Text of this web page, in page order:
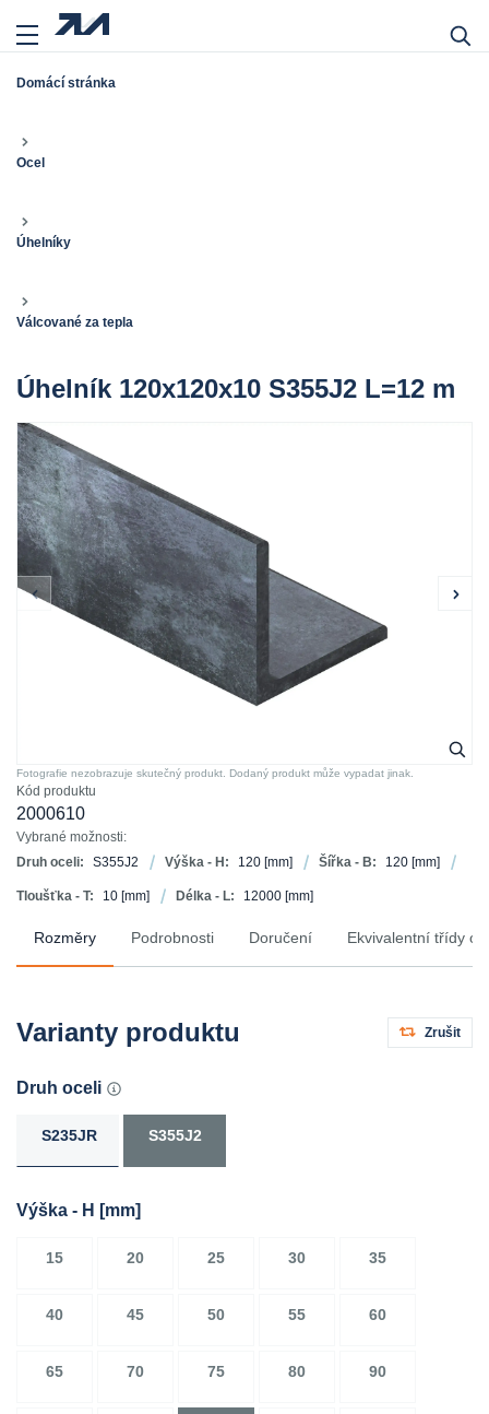
Domácí stránka
Ocel
Úhelníky
Válcované za tepla
Úhelník 120x120x10 S355J2 L=12 m
Kód produktu
2000610
Vybrané možnosti:
Druh oceli:
S355J2 Výška - H: 120 [mm] Šířka - B: 120 [mm]
Tloušťka - T: 10 [mm] Délka - L: 12000 [mm]
Fotografie nezobrazuje skutečný produkt. Dodaný produkt může vypadat jinak.
Rozměry Podrobnosti Doručení Ekvivalentní třídy
Varianty produktu Zrušit
Druh oceli
S235JR S355J2
Výška - H [mm]
15 20 25 30 35
40 45 50 55 60
65 70 75 80 90